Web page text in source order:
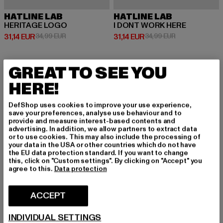
HATLINE LAB
HERITAGE LOGO
31,14 EUR
Prix courant: 31,14 EUR
34,99 EURPrix en promotion: 34,99 EUR
HATLINE LAB
I DONT WORK HERE
31,14 EUR
Prix courant: 31,14 EUR
34,99 EURPrix en
-11% -10%
GREAT TO SEE YOU
HERE!
DefShop uses cookies to improve your use experience,
save your preferences, analyse use behaviour and to
provide and measure interest-based contents and
advertising. In addition, we allow partners to extract data
or to use cookies. This may also include the processing of
your data in the USA or other countries which do not have
the EU data protection standard. If you want to change
this, click on "Custom settings". By clicking on "Accept" you
agree to this. Data protection
ACCEPT
INDIVIDUAL SETTINGS